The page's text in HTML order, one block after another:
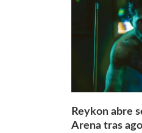
Reykon abre
Arena tras